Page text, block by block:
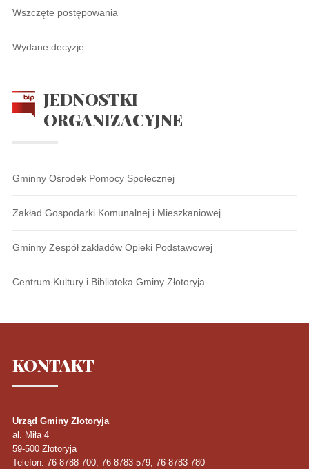
Wszczęte postępowania
Wydane decyzje
JEDNOSTKI
ORGANIZACYJNE
Gminny Ośrodek Pomocy Społecznej
Zakład Gospodarki Komunalnej i Mieszkaniowej
Gminny Zespół zakładów Opieki Podstawowej
Centrum Kultury i Biblioteka Gminy Złotoryja
KONTAKT
Urząd Gminy Złotoryja
al. Miła 4
59-500 Złotoryja
Telefon: 76-8788-700, 76-8783-579, 76-8783-780